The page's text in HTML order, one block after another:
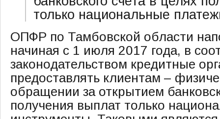
только национальные
ОПФР по Тамбовской области
начиная с 1 июля 2017 года, в
законодательством кредитные
предоставлять клиентам –
обращении за открытием
получения выплат только